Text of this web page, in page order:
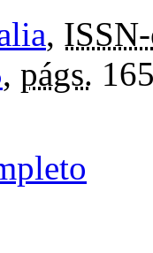
,
, págs.